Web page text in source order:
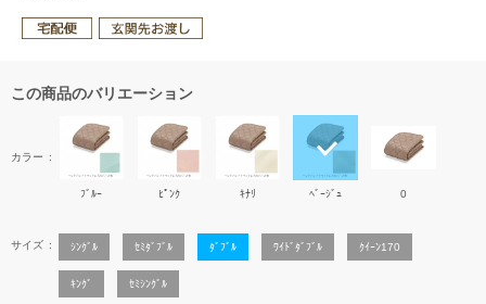
この商品のバリエーション
カラー
ﾌﾞﾙｰ ﾋﾟﾝｸ ｷﾅﾘ ﾍﾞｰｼﾞｭ 0
サイズ ｼﾝｸﾞﾙ ｾﾐﾀﾞﾌﾞﾙ ﾀﾞﾌﾞﾙ ﾜｲﾄﾞﾀﾞﾌﾞﾙ ｸｲｰﾝ170
ｷﾝｸﾞ ｾﾐｼﾝｸﾞﾙ